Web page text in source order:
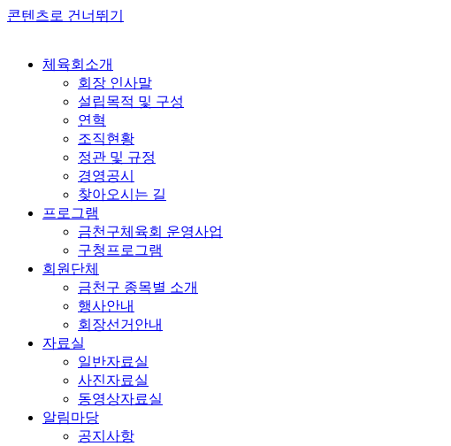
콘텐츠로 건너뛰기
체육회소개
회장 인사말
설립목적 및 구성
연혁
조직현황
정관 및 규정
경영공시
찾아오시는 길
프로그램
금천구체육회 운영사업
구청프로그램
회원단체
금천구 종목별 소개
행사안내
회장선거안내
자료실
일반자료실
사진자료실
동영상자료실
알림마당
공지사항